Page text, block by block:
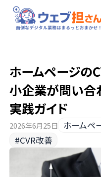
ホームページの
小企業が問い合
実践ガイド
2026年6月25日
ホームペ
#CVR改善